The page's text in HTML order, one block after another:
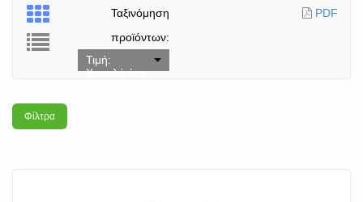
Ταξινόμηση
προϊόντων:
Τιμή:
Χαμηλή έως
Φίλτρα
PDF